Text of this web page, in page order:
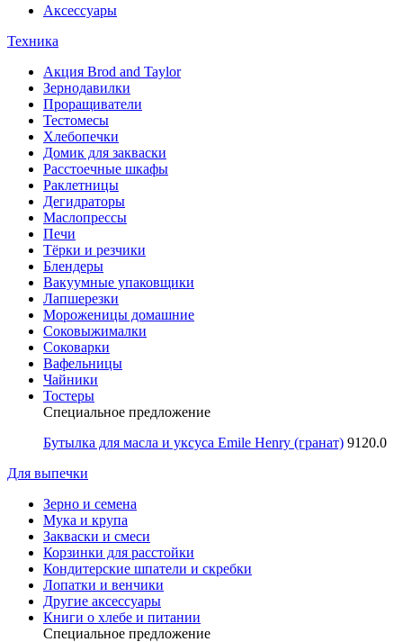
Аксессуары
Техника
Акция Brod and Taylor
Зернодавилки
Проращиватели
Тестомесы
Хлебопечки
Домик для закваски
Расстоечные шкафы
Раклетницы
Дегидраторы
Маслопрессы
Печи
Тёрки и резчики
Блендеры
Вакуумные упаковщики
Лапшерезки
Мороженицы домашние
Соковыжималки
Соковарки
Вафельницы
Чайники
Тостеры
Специальное предложение
Бутылка для масла и уксуса Emile Henry (гранат) 9120.0
Для выпечки
Зерно и семена
Мука и крупа
Закваски и смеси
Корзинки для расстойки
Кондитерские шпатели и скребки
Лопатки и венчики
Другие аксессуары
Книги о хлебе и питании
Специальное предложение